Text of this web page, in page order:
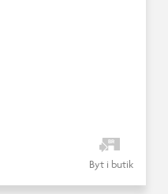
Byt i butik